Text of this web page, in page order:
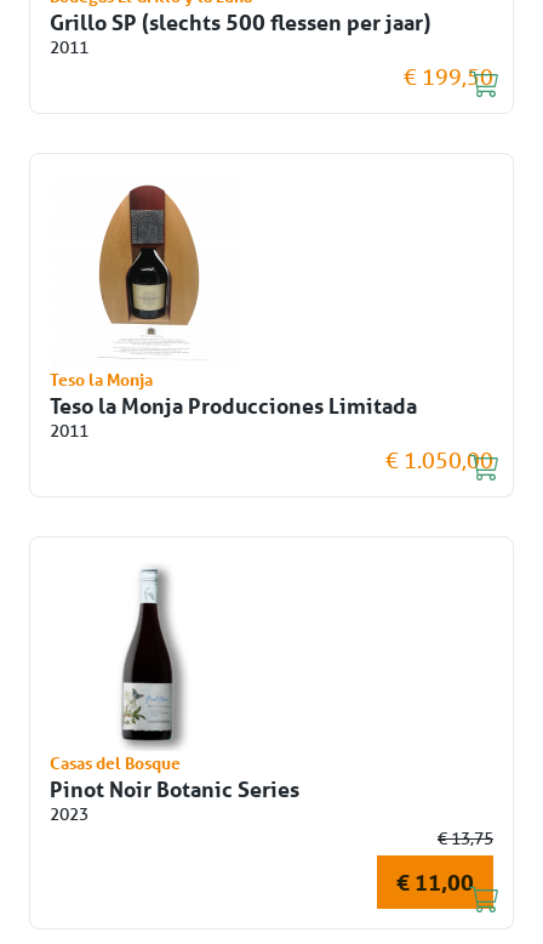
Grillo SP (slechts 500 flessen per jaar)
2011
€ 199,50
Teso la Monja
Teso la Monja Producciones Limitada
2011
€ 1.050,00
Casas del Bosque
Pinot Noir Botanic Series
2023
€ 13,75
€ 11,00